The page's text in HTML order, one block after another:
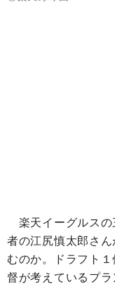
楽天イーグルスの
者の江尻慎太郎さ
むのか。ドラフト
督が考えているプラ